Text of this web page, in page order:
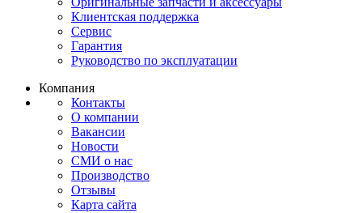
Клиентская поддержка
Сервис
Гарантия
Руководство по эксплуатации
Компания
Контакты
О компании
Вакансии
Новости
СМИ о нас
Производство
Отзывы
Карта сайта